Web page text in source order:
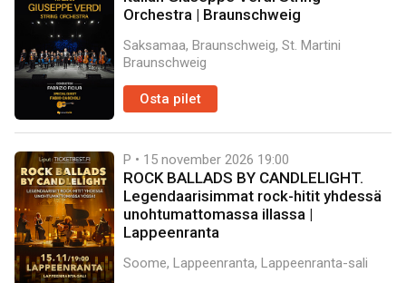
Orchestra | Braunschweig
Saksamaa, Braunschweig, St. Martini
Braunschweig
Osta pilet
P • 15 november 2026 19:00
ROCK BALLADS BY CANDLELIGHT.
Legendaarisimmat rock-hitit yhdessä
unohtumattomassa illassa |
Lappeenranta
Soome, Lappeenranta, Lappeenranta-sali